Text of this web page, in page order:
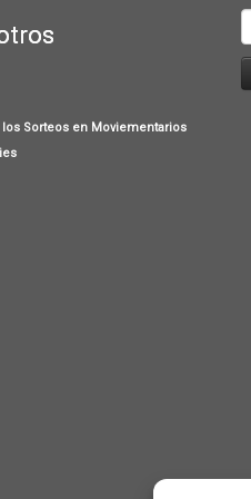
Sorteos en Moviementarios